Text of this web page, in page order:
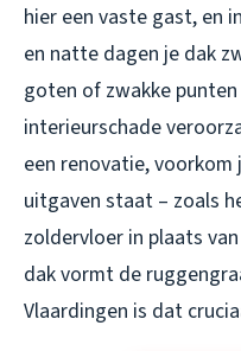
hier een vaste gast, en
en natte dagen je dak
goten of zwakke
interieurschade
een renovatie,
uitgaven staat – zoals
zoldervloer in plaats
dak vormt de
Vlaardingen is dat